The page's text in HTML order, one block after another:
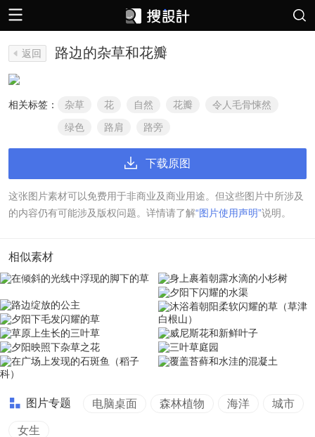
返回 路边的杂草和花瓣
相关标签： 杂草 花 自然 花瓣
令人毛骨悚然
绿色
路肩 路旁
下载原图
这张图片素材可以免费用于非商业及商业用途。但这些图片中所涉及
的内容仍有可能涉及版权问题。详情请了解“图片使用声明”说明。
相似素材
图片专题 电脑桌面 森林植物 海洋 城市
女生